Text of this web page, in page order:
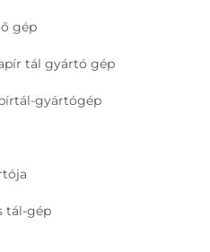
gép
tál gyártó gép
gyártógép
tál-gép